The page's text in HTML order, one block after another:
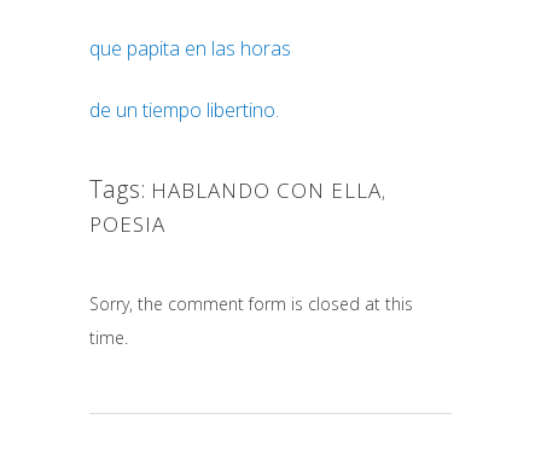
que papita en las horas
de un tiempo libertino.
Tags: HABLANDO CON ELLA,
POESIA
Sorry, the comment form is closed at this
time.